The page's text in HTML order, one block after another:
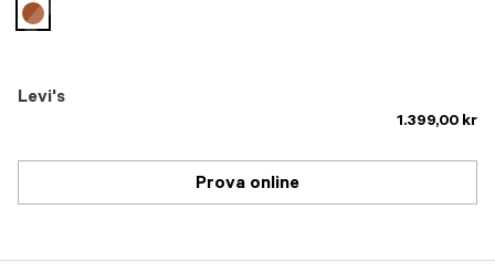
Levi's
1.399,00 kr
selected
Prova online